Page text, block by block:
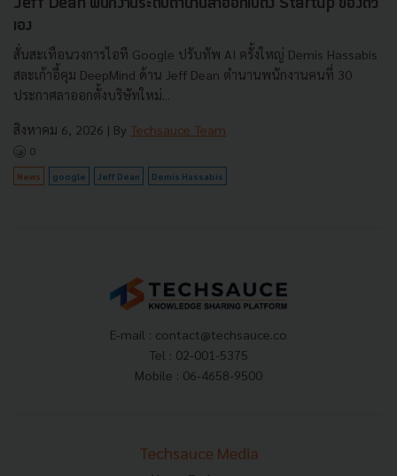
Jeff Dean พนักงานระดับตำนานลาออกไปตั้ง Startup ของตัว
เอง
สั่นสะเทือนวงการไอที Google ปรับทัพ AI ครั้งใหญ่ Demis Hassabis
สละเก้าอี้คุม DeepMind ด้าน Jeff Dean ตำนานพนักงานคนที่ 30
ประกาศลาออกตั้งบริษัทใหม่...
สิงหาคม 6, 2026 | By Techsauce Team
0
News google Jeff Dean Demis Hassabis
E-mail : contact@techsauce.co
Tel : 02-001-5375
Mobile : 06-4658-9500
Techsauce Media